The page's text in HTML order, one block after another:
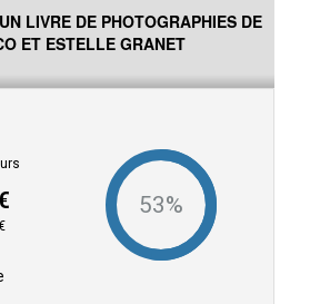
LIVRE DE PHOTOGRAPHIES DE
ET ESTELLE GRANET